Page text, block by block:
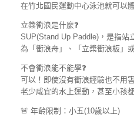
在竹北國民運動中心泳池就可以
立槳衝浪是什麼❓
SUP(Stand Up Paddle)，是指站
為「衝浪舟」、「立槳衝浪板」
不會衝浪能不能學❓
可以！即使沒有衝浪經驗也不用
老少咸宜的水上運動，甚至小孩
🚨 年齡限制：小五(10歲以上)